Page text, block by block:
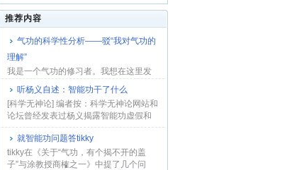
推荐内容
气功的科学性分析――驳“我对气功的
理解”
我是一个气功的修习者。我想在这里发
表一下我的看法，目的是为气功正名。
因为我是学理...
听杨义自述：智能功干了什么
[科学无神论] 编者按：科学无神论网站和
论坛曾经发表过杨义揭露智能功虚假和
反科学本...
就智能功问题答tikky
tikky在《关于“气功，有个揭不开的盖
子”与涂教授商榷之一》中提了几个问